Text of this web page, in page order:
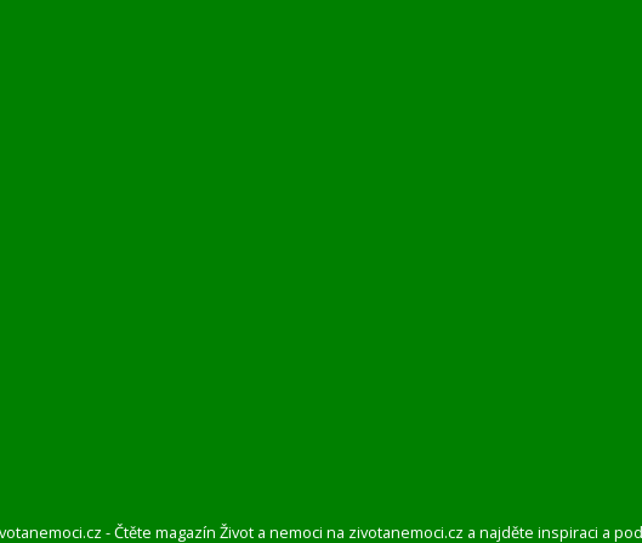
- Čtěte magazín Život a nemoci na zivotanemoci.cz a najděte inspiraci a